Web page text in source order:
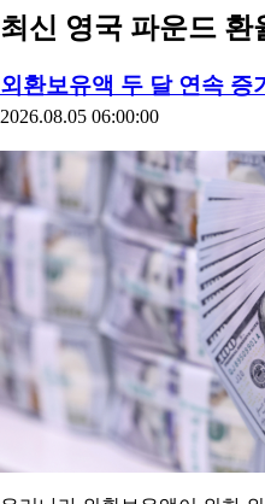
최신 영국 파운드 환
외환보유액 두 달 연속
2026.08.05 06:00:00